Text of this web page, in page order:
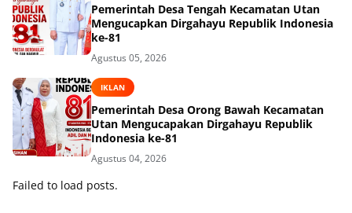
Pemerintah Desa Tengah Kecamatan Utan
Mengucapkan Dirgahayu Republik Indonesia
ke-81
Agustus 05, 2026
IKLAN
Pemerintah Desa Orong Bawah Kecamatan
Utan Mengucapakan Dirgahayu Republik
Indonesia ke-81
Agustus 04, 2026
Failed to load posts.